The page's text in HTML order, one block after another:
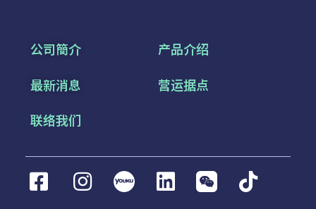
公司簡介
产品介绍
最新消息
营运据点
联络我们